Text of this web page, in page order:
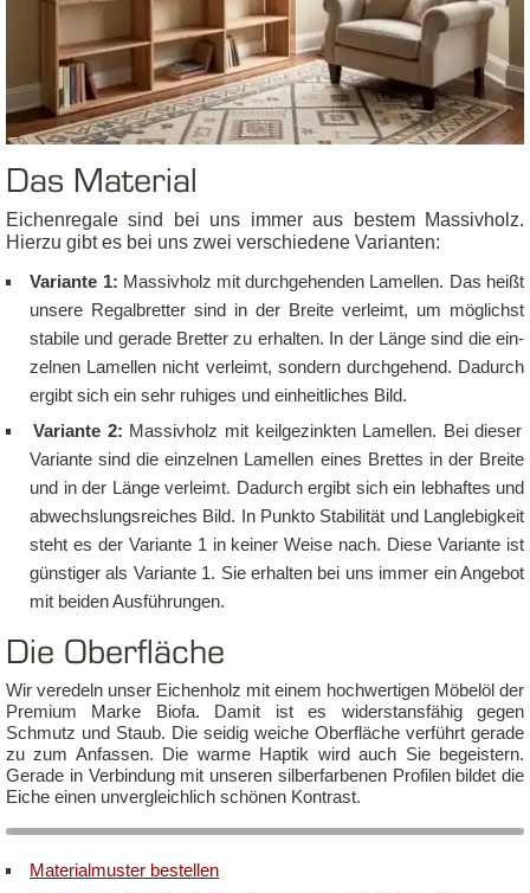
Das Ma­te­ri­al
Ei­chen­re­ga­le sind bei uns im­mer aus bes­tem Mas­siv­holz.
Hier­zu gibt es bei uns zwei ver­schie­de­ne Va­ri­an­ten:
Va­ri­an­te 1: Mas­siv­holz mit durch­ge­hen­den La­mel­len. Das heißt
un­se­re Re­gal­bret­ter sind in der Brei­te ver­leimt, um mög­lichst
sta­bi­le und ge­ra­de Bret­ter zu er­hal­ten. In der Län­ge sind die ein­
zel­nen La­mel­len nicht ver­leimt, son­dern durch­ge­hend. Da­durch
er­gibt sich ein sehr ru­hi­ges und ein­heit­li­ches Bild.
Va­ri­an­te 2: Mas­siv­holz mit keil­ge­zink­ten La­mel­len. Bei die­ser
Va­ri­an­te sind die ein­zel­nen La­mel­len ei­nes Bret­tes in der Brei­te
und in der Län­ge ver­leimt. Da­durch er­gibt sich ein leb­haf­tes und
ab­wechs­lungs­rei­ches Bild. In Punk­to Sta­bi­li­tät und Lang­le­big­keit
steht es der Va­ri­an­te 1 in kei­ner Wei­se nach. Die­se Va­ri­an­te ist
güns­ti­ger als Va­ri­an­te 1. Sie er­hal­ten bei uns im­mer ein An­ge­bot
mit bei­den Aus­füh­run­gen.
Die Ober­flä­che
Wir ver­edeln un­ser Ei­chen­holz mit ei­nem hoch­wer­ti­gen Mö­bel­öl der
Pre­mi­um Mar­ke Bio­fa. Da­mit ist es wi­derst­ans­fä­hig ge­gen
Schmutz und Staub. Die sei­dig wei­che Ober­flä­che ver­führt ge­ra­de
zu zum An­fas­sen. Die war­me Hap­tik wird auch Sie be­geis­tern.
Gera­de in Ver­bin­dung mit un­se­ren sil­ber­far­be­nen Pro­fi­len bil­det die
Ei­che einen un­ver­gleich­lich schö­nen Kon­trast.
Ma­te­rial­mus­ter be­stel­len